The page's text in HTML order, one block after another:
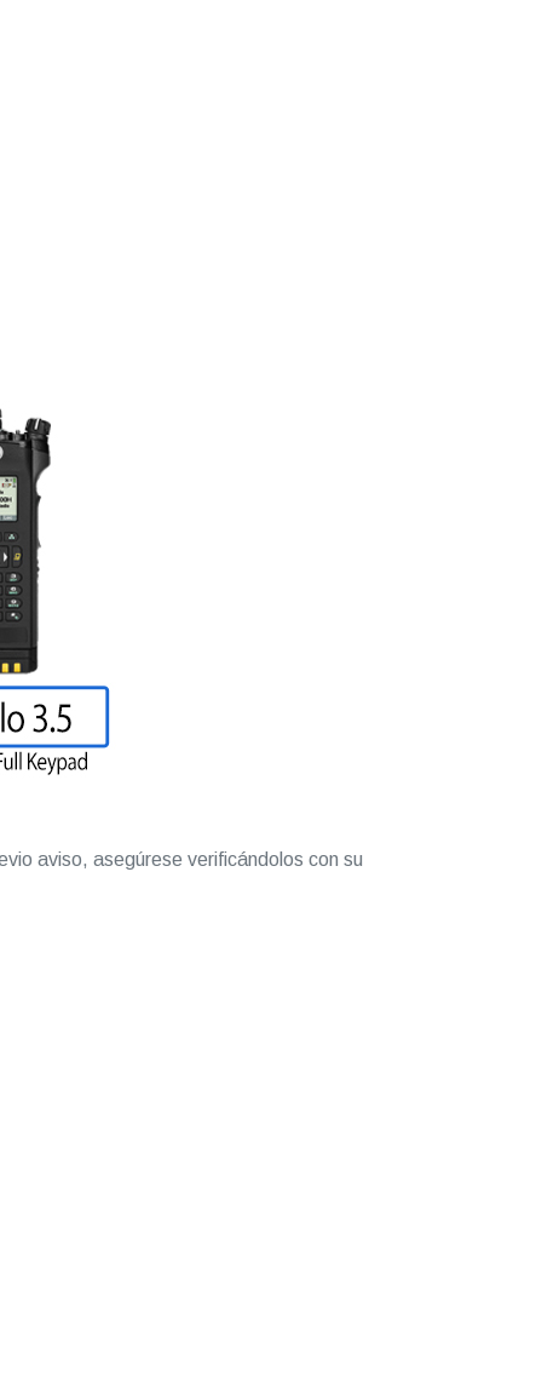
aviso, asegúrese verificándolos con su